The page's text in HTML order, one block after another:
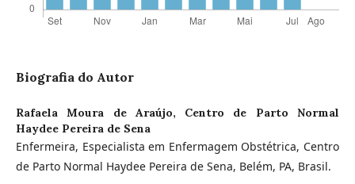
Biografia do Autor
Rafaela Moura de Araújo, Centro de Parto Normal
Haydee Pereira de Sena
Enfermeira, Especialista em Enfermagem Obstétrica, Centro
de Parto Normal Haydee Pereira de Sena, Belém, PA, Brasil.